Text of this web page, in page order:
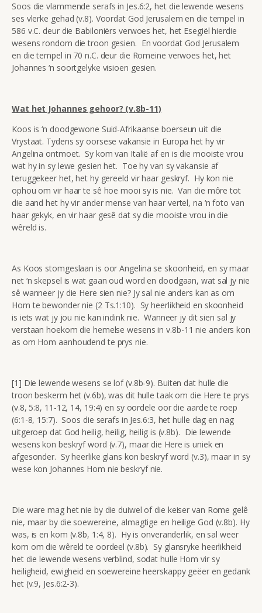
Soos die vlammende serafs in Jes.6:2, het die lewende wesens
ses vlerke gehad (v.8). Voordat God Jerusalem en die tempel in
586 v.C. deur die Babiloniërs verwoes het, het Esegiël hierdie
wesens rondom die troon gesien. En voordat God Jerusalem
en die tempel in 70 n.C. deur die Romeine verwoes het, het
Johannes ‘n soortgelyke visioen gesien.
Wat het Johannes gehoor? (v.8b-11)
Koos is ‘n doodgewone Suid-Afrikaanse boerseun uit die
Vrystaat. Tydens sy oorsese vakansie in Europa het hy vir
Angelina ontmoet. Sy kom van Italië af en is die mooiste vrou
wat hy in sy lewe gesien het. Toe hy van sy vakansie af
teruggekeer het, het hy gereeld vir haar geskryf. Hy kon nie
ophou om vir haar te sê hoe mooi sy is nie. Van die môre tot
die aand het hy vir ander mense van haar vertel, na ‘n foto van
haar gekyk, en vir haar gesê dat sy die mooiste vrou in die
wêreld is.
As Koos stomgeslaan is oor Angelina se skoonheid, en sy maar
net ‘n skepsel is wat gaan oud word en doodgaan, wat sal jy nie
sê wanneer jy die Here sien nie? Jy sal nie anders kan as om
Hom te bewonder nie (2 Ts.1:10). Sy heerlikheid en skoonheid
is iets wat jy jou nie kan indink nie. Wanneer jy dit sien sal jy
verstaan hoekom die hemelse wesens in v.8b-11 nie anders kon
as om Hom aanhoudend te prys nie.
[1] Die lewende wesens se lof (v.8b-9). Buiten dat hulle die
troon beskerm het (v.6b), was dit hulle taak om die Here te prys
(v.8, 5:8, 11-12, 14, 19:4) en sy oordele oor die aarde te roep
(6:1-8, 15:7). Soos die serafs in Jes.6:3, het hulle dag en nag
uitgeroep dat God heilig, heilig, heilig is (v.8b). Die lewende
wesens kon beskryf word (v.7), maar die Here is uniek en
afgesonder. Sy heerlike glans kon beskryf word (v.3), maar in sy
wese kon Johannes Hom nie beskryf nie.
Die ware mag het nie by die duiwel of die keiser van Rome gelê
nie, maar by die soewereine, almagtige en heilige God (v.8b). Hy
was, is en kom (v.8b, 1:4, 8). Hy is onveranderlik, en sal weer
kom om die wêreld te oordeel (v.8b). Sy glansryke heerlikheid
het die lewende wesens verblind, sodat hulle Hom vir sy
heiligheid, ewigheid en soewereine heerskappy geëer en gedank
het (v.9, Jes.6:2-3).